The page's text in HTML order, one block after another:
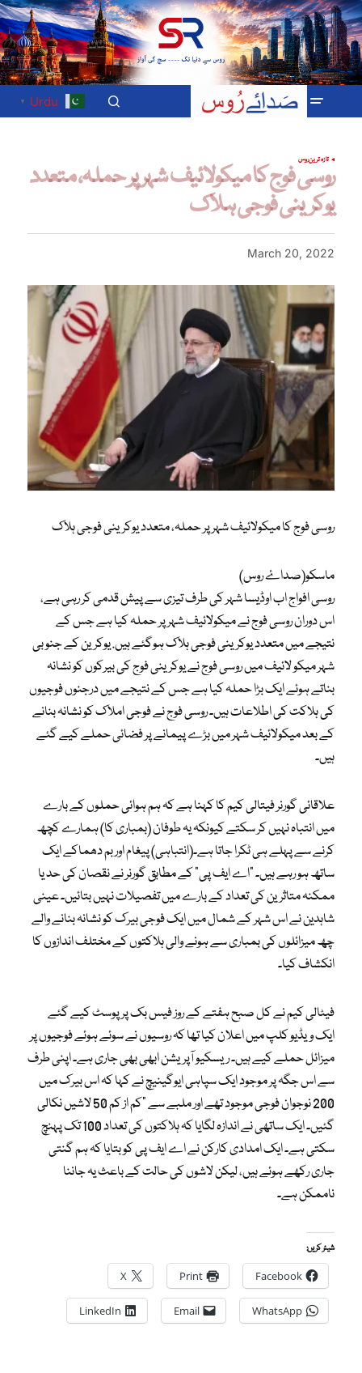
Urdu
▼
تازہ ترینروس
روسی فوج کا میکولائیف شہر پر حملہ، متعدد
یوکرینی فوجی ہلاک
March 20, 2022
روسی فوج کا میکولائیف شہر پر حملہ، متعدد یوکرینی فوجی ہلاک
ماسکو(صداۓ روس)
روسی افواج اب اوڈیسا شہر کی طرف تیزی سے پیش قدمی کر رہی ہے،
اس دوران روسی فوج نے میکولائیف شہر پر حملہ کیا ہے جس کے
نتیجے میں متعدد یوکرینی فوجی ہلاک ہوگئے ہیں. یوکرین کے جنوبی
شہر میکو لائیف میں روسی فوج نے یوکرینی فوج کی بیرکوں کو نشانہ
بناتے ہوئے ایک بڑا حملہ کیا ہے جس کے نتیجے میں درجنوں فوجیوں
کی ہلاکت کی اطلاعات ہیں۔ روسی فوج نے فوجی املاک کو نشانہ بنانے
کے بعد میکولائیف شہر میں بڑے پیمانے پر فضائی حملے کیے گئے
ہیں۔
علاقائی گورنر فیتالی کیم کا کہنا ہے کہ ہم ہوائی حملوں کے بارے
میں انتباہ نہیں کر سکتے کیونکہ یہ طوفان (بمباری کا) ہمارے کچھ
کرنے سے پہلے ہی ٹکرا جاتا ہے۔(انتباہی) پیغام اور بم دھماکے ایک
ساتھ ہو رہے ہیں۔ “اے ایف پی” کے مطابق گورنر نے نقصان کی حد یا
ممکنہ متاثرین کی تعداد کے بارے میں تفصیلات نہیں بتائیں۔ عینی
شاہدین نے اس شہر کے شمال میں ایک فوجی بیرک کو نشانہ بنانے والے
چھ میزائلوں کی بمباری سے ہونے والی ہلاکتوں کے مختلف اندازوں کا
انکشاف کیا۔
فیٹالی کیم نے کل صبح ہفتے کے روز فیس بک پر پوسٹ کیے گئے
ایک ویڈیو کلپ میں اعلان کیا تھا کہ روسیوں نے سوئے ہوئے فوجیوں پر
میزائل حملے کیے ہیں۔ ریسکیو آپریشن ابھی بھی جاری ہے۔ اپنی طرف
سے اس جگہ پر موجود ایک سپاہی ایوگینیچ نے کہا کہ اس بیرک میں
200 نوجوان فوجی موجود تھے اور ملبے سے “کم از کم 50 لاشیں نکالی
گئیں۔ ایک ساتھی نے اندازہ لگایا کہ ہلاکتوں کی تعداد 100 تک پہنچ
سکتی ہے۔ ایک امدادی کارکن نے اے ایف پی کو بتایا کہ ہم گنتی
جاری رکھے ہوئے ہیں، لیکن لاشوں کی حالت کے باعث یہ جاننا
ناممکن ہے۔
شیئر کریں:
Facebook
Print
X
WhatsApp
Email
LinkedIn